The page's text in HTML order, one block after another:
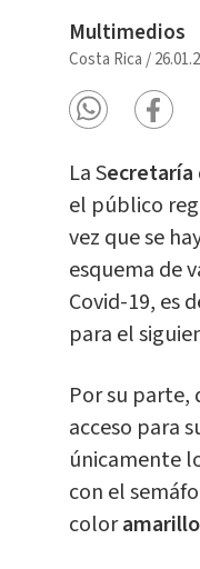
Multimedios
Costa Rica /
La Secretaría
el público
vez que se
esquema de
Covid-19, es
para el
Por su parte,
acceso para
únicamente
con el
color